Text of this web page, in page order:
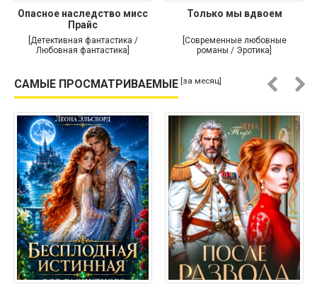
Опасное наследство мисс
Прайс
[Детективная фантастика /
Любовная фантастика]
Только мы вдвоем
[Современные любовные
романы / Эротика]
САМЫЕ ПРОСМАТРИВАЕМЫЕ [за месяц]